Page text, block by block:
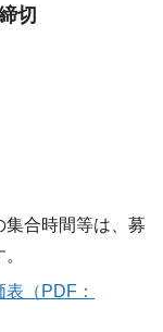
切
集合時間等は、募
（PDF：